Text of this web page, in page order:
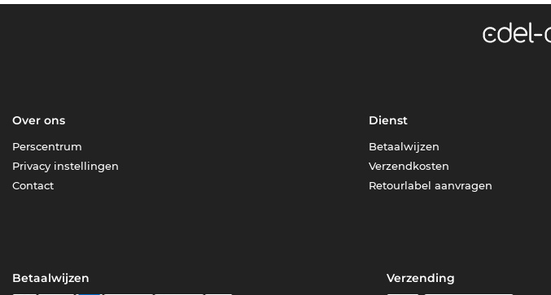
Over ons
Perscentrum
Privacy instellingen
Contact
Dienst
Betaalwijzen
Verzendkosten
Retourlabel aanvragen
Betaalwijzen Verzending